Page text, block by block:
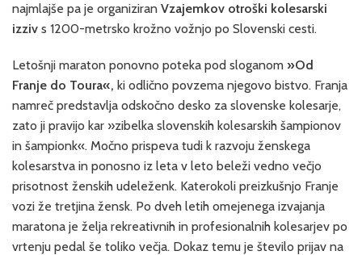
najmlajše pa je organiziran Vzajemkov otroški kolesarski
izziv s 1200-metrsko krožno vožnjo po Slovenski cesti.
Letošnji maraton ponovno poteka pod sloganom »Od
Franje do Toura«, ki odlično povzema njegovo bistvo. Franja
namreč predstavlja odskočno desko za slovenske kolesarje,
zato ji pravijo kar »zibelka slovenskih kolesarskih šampionov
in šampionk«. Močno prispeva tudi k razvoju ženskega
kolesarstva in ponosno iz leta v leto beleži vedno večjo
prisotnost ženskih udeleženk. Katerokoli preizkušnjo Franje
vozi že tretjina žensk. Po dveh letih omejenega izvajanja
maratona je želja rekreativnih in profesionalnih kolesarjev po
vrtenju pedal še toliko večja. Dokaz temu je število prijav na